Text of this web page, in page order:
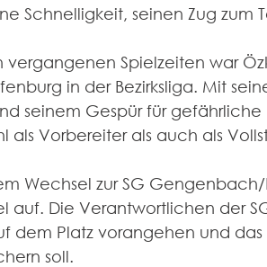
Schnelligkeit, seinen Zug zum
vergangenen Spielzeiten war
in der Bezirksliga. Mit
seinem Gespür für
als Vorbereiter als auch als
Wechsel zur SG
auf. Die Verantwortlichen der
dem Platz vorangehen und
soll.